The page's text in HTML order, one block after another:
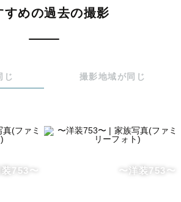
すめの過去の撮影
じ 撮影地域が同じ
装753〜 〜洋装753〜